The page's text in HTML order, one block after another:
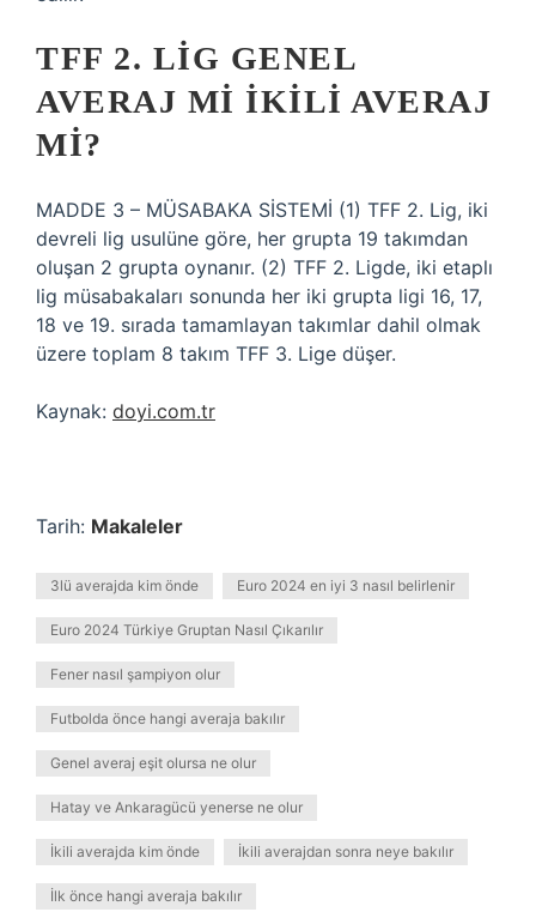
TFF 2. LIG GENEL
AVERAJ MI IKILI AVERAJ
MI?
MADDE 3 – MÜSABAKA SİSTEMİ (1) TFF 2. Lig, iki
devreli lig usulüne göre, her grupta 19 takımdan
oluşan 2 grupta oynanır. (2) TFF 2. Ligde, iki etaplı
lig müsabakaları sonunda her iki grupta ligi 16, 17,
18 ve 19. sırada tamamlayan takımlar dahil olmak
üzere toplam 8 takım TFF 3. Lige düşer.
Kaynak: doyi.com.tr
Tarih: Makaleler
3lü averajda kim önde Euro 2024 en iyi 3 nasıl belirlenir
Euro 2024 Türkiye Gruptan Nasıl Çıkarılır
Fener nasıl şampiyon olur
Futbolda önce hangi averaja bakılır
Genel averaj eşit olursa ne olur
Hatay ve Ankaragücü yenerse ne olur
İkili averajda kim önde İkili averajdan sonra neye bakılır
İlk önce hangi averaja bakılır